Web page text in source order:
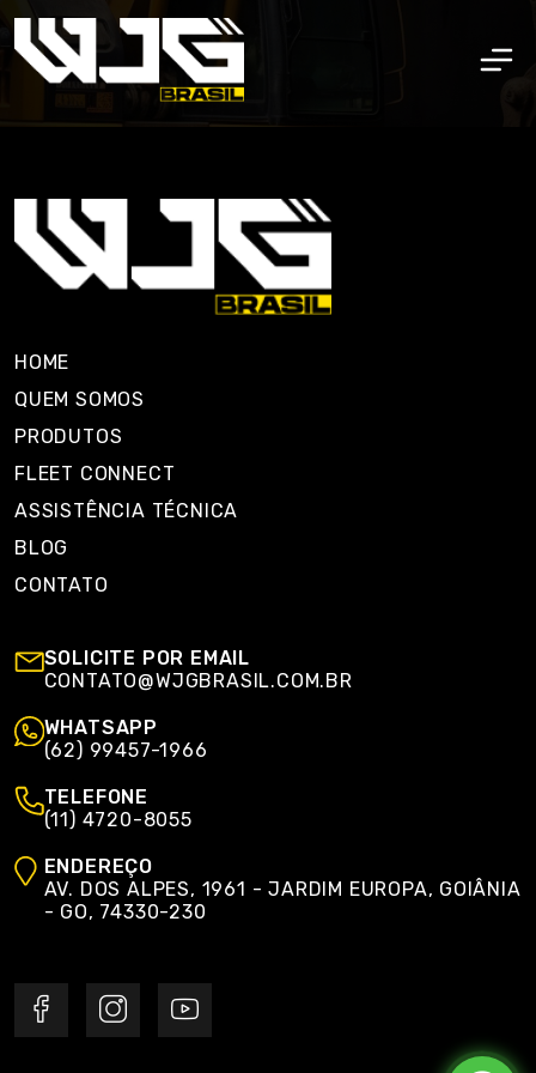
HOME
QUEM SOMOS
PRODUTOS
FLEET CONNECT
ASSISTÊNCIA TÉCNICA
BLOG
CONTATO
SOLICITE POR EMAIL
CONTATO@WJGBRASIL.COM.BR
WHATSAPP
(62) 99457-1966
TELEFONE
(11) 4720-8055
ENDEREÇO
AV. DOS ALPES, 1961 - JARDIM EUROPA, GOIÂNIA
- GO, 74330-230